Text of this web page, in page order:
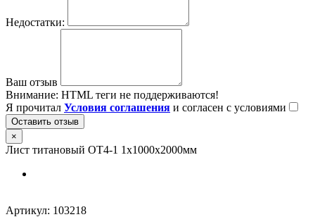
Недостатки:
Ваш отзыв
Внимание: HTML теги не поддерживаются!
Я прочитал Условия соглашения и согласен с условиями
Оставить отзыв
×
Лист титановый ОТ4-1 1х1000х2000мм
Артикул: 103218